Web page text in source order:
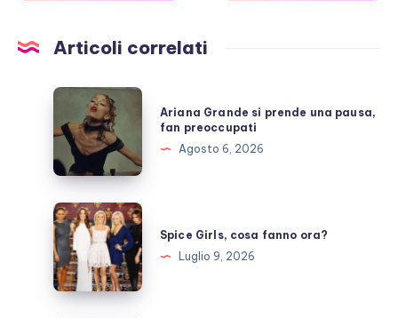
Articoli correlati
Ariana
Grande
si
prende
una
pausa,
fan
preoccupati
Ariana Grande si prende una pausa,
fan preoccupati
Agosto 6, 2026
Spice
Girls,
cosa
fanno
ora?
Spice Girls, cosa fanno ora?
Luglio 9, 2026